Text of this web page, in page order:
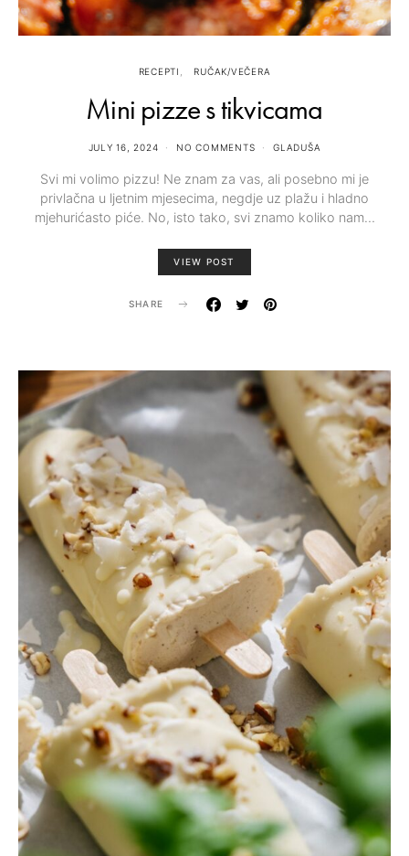
RECEPTI RUČAK/VEČERA
Mini pizze s tikvicama
JULY 16, 2024 NO COMMENTS GLADUŠA
Svi mi volimo pizzu! Ne znam za vas, ali posebno mi je
privlačna u ljetnim mjesecima, negdje uz plažu i hladno
mjehurićasto piće. No, isto tako, svi znamo koliko nam…
VIEW POST
SHARE